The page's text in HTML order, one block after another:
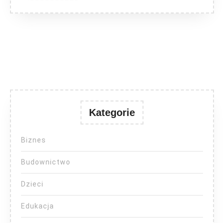
Kategorie
Biznes
Budownictwo
Dzieci
Edukacja